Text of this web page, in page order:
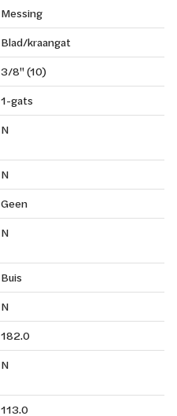
Messing
Blad/kraangat
3/8" (10)
1-gats
N
N
Geen
N
Buis
N
182.0
N
113.0